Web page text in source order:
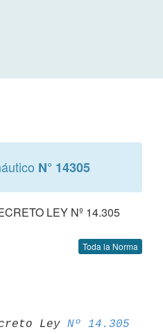
N° 14305
LEY Nº 14.305
Toda la Norma
Ley Nº 14.305